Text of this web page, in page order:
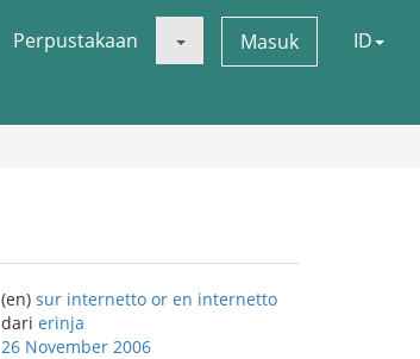
Perpustakaan Masuk ID
(en) sur internetto or en internetto
dari erinja
26 November 2006